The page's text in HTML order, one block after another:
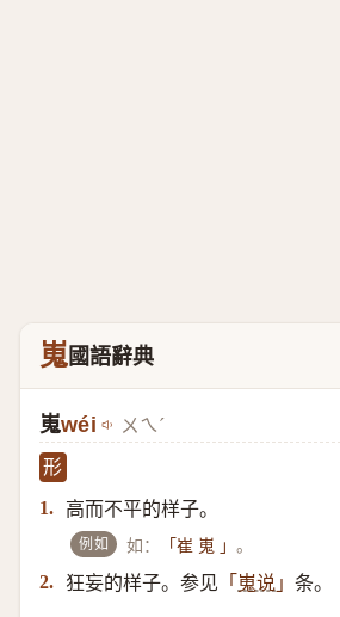
嵬國語辭典
嵬wéi ㄨㄟˊ
形
1.
高而不平的样子。
例如 如： 「崔 嵬 」。
2. 狂妄的样子。参见 「 嵬说 」 条。